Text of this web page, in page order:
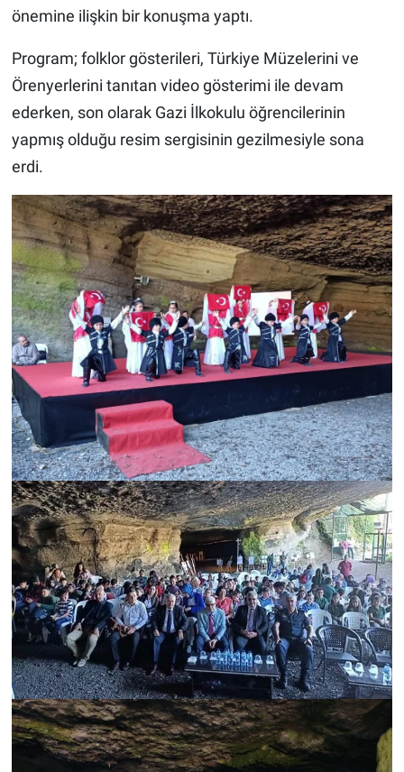
önemine ilişkin bir konuşma yaptı.
Program; folklor gösterileri, Türkiye Müzelerini ve
Örenyerlerini tanıtan video gösterimi ile devam
ederken, son olarak Gazi İlkokulu öğrencilerinin
yapmış olduğu resim sergisinin gezilmesiyle sona
erdi.